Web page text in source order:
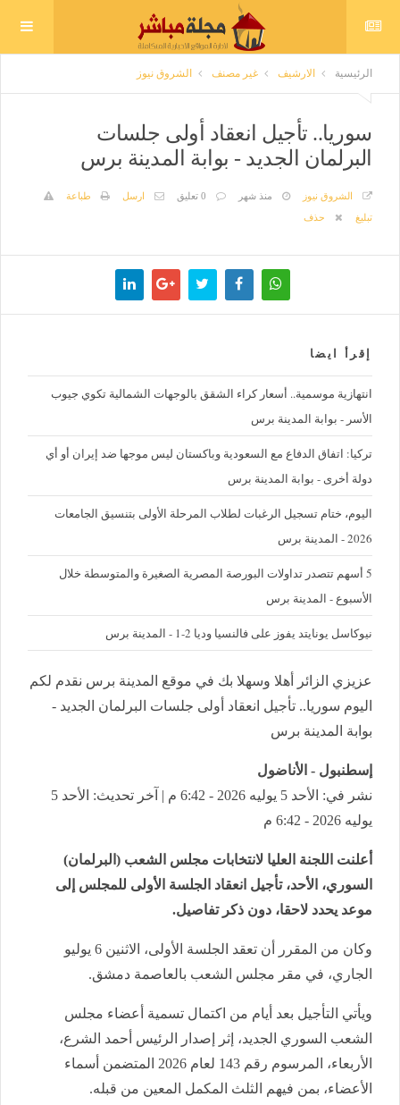
الرئيسية الارشيف غير مصنف الشروق نيوز
سوريا.. تأجيل انعقاد أولى جلسات
البرلمان الجديد - بوابة المدينة برس
الشروق نيوز منذ شهر 0 تعليق ارسل
طباعة
تبليغ
حذف
إقرأ ايضا
‪انتهازية موسمية.. أسعار كراء الشقق بالوجهات الشمالية تكوي جيوب
الأسر - بوابة المدينة برس
تركيا: اتفاق الدفاع مع السعودية وباكستان ليس موجها ضد إيران أو أي
دولة أخرى - بوابة المدينة برس
اليوم، ختام تسجيل الرغبات لطلاب المرحلة الأولى بتنسيق الجامعات
2026 - المدينة برس
5 أسهم تتصدر تداولات البورصة المصرية الصغيرة والمتوسطة خلال
الأسبوع - المدينة برس
نيوكاسل يونايتد يفوز على فالنسيا وديا 2-1 - المدينة برس
عزيزي الزائر أهلا وسهلا بك في موقع المدينة برس نقدم لكم
اليوم سوريا.. تأجيل انعقاد أولى جلسات البرلمان الجديد -
بوابة المدينة برس
إسطنبول - الأناضول
نشر في: الأحد 5 يوليه 2026 - 6:42 م | آخر تحديث: الأحد 5
يوليه 2026 - 6:42 م
أعلنت اللجنة العليا لانتخابات مجلس الشعب (البرلمان)
السوري، الأحد، تأجيل انعقاد الجلسة الأولى للمجلس إلى
موعد يحدد لاحقا، دون ذكر تفاصيل.
وكان من المقرر أن تعقد الجلسة الأولى، الاثنين 6 يوليو
الجاري، في مقر مجلس الشعب بالعاصمة دمشق.
ويأتي التأجيل بعد أيام من اكتمال تسمية أعضاء مجلس
الشعب السوري الجديد، إثر إصدار الرئيس أحمد الشرع،
الأربعاء، المرسوم رقم 143 لعام 2026 المتضمن أسماء
الأعضاء، بمن فيهم الثلث المكمل المعين من قبله.